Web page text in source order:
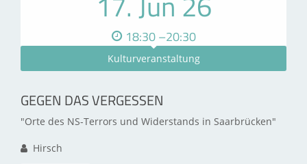
18:30 –20:30
Kulturveranstaltung
GEGEN DAS VERGESSEN
"Orte des NS-Terrors und Widerstands in Saarbrücken"
Hirsch